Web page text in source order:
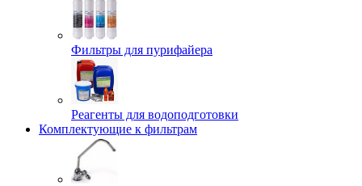
Фильтры для пурифайера
Реагенты для водоподготовки
Комплектующие к фильтрам